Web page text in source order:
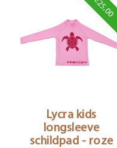
€25,00
Lycra kids
longsleeve
schildpad - roze